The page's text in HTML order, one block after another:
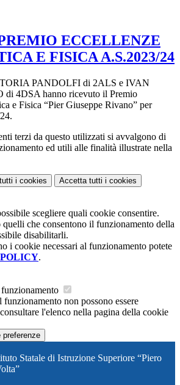
ECCELLENZE
E FISICA A.S.2023/24
PANDOLFI di 2ALS e IVAN
4DSA hanno ricevuto il Premio
e Fisica “Pier Giuseppe Rivano” per
terzi da questo utilizzati si avvalgono di
ed utili alle finalità illustrate nella
i cookies Accetta tutti i cookies
scegliere quali cookie consentire.
quelli che consentono il funzionamento della
disabilitarli.
i cookie necessari al funzionamento potete
.
non possono essere
l'elenco nella pagina della cookie
preferenze
Statale di Istruzione Superiore “Piero